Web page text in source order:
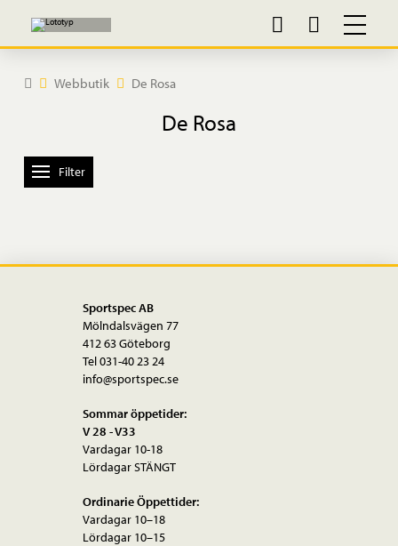
HomeWebbutik De Rosa
De Rosa
Filter
Sportspec AB
Mölndalsvägen 77
412 63 Göteborg
Tel 031-40 23 24
info@sportspec.se
Sommar öppetider:
V 28 - V33
Vardagar 10-18
Lördagar STÄNGT
Ordinarie Öppettider:
Vardagar 10–18
Lördagar 10–15